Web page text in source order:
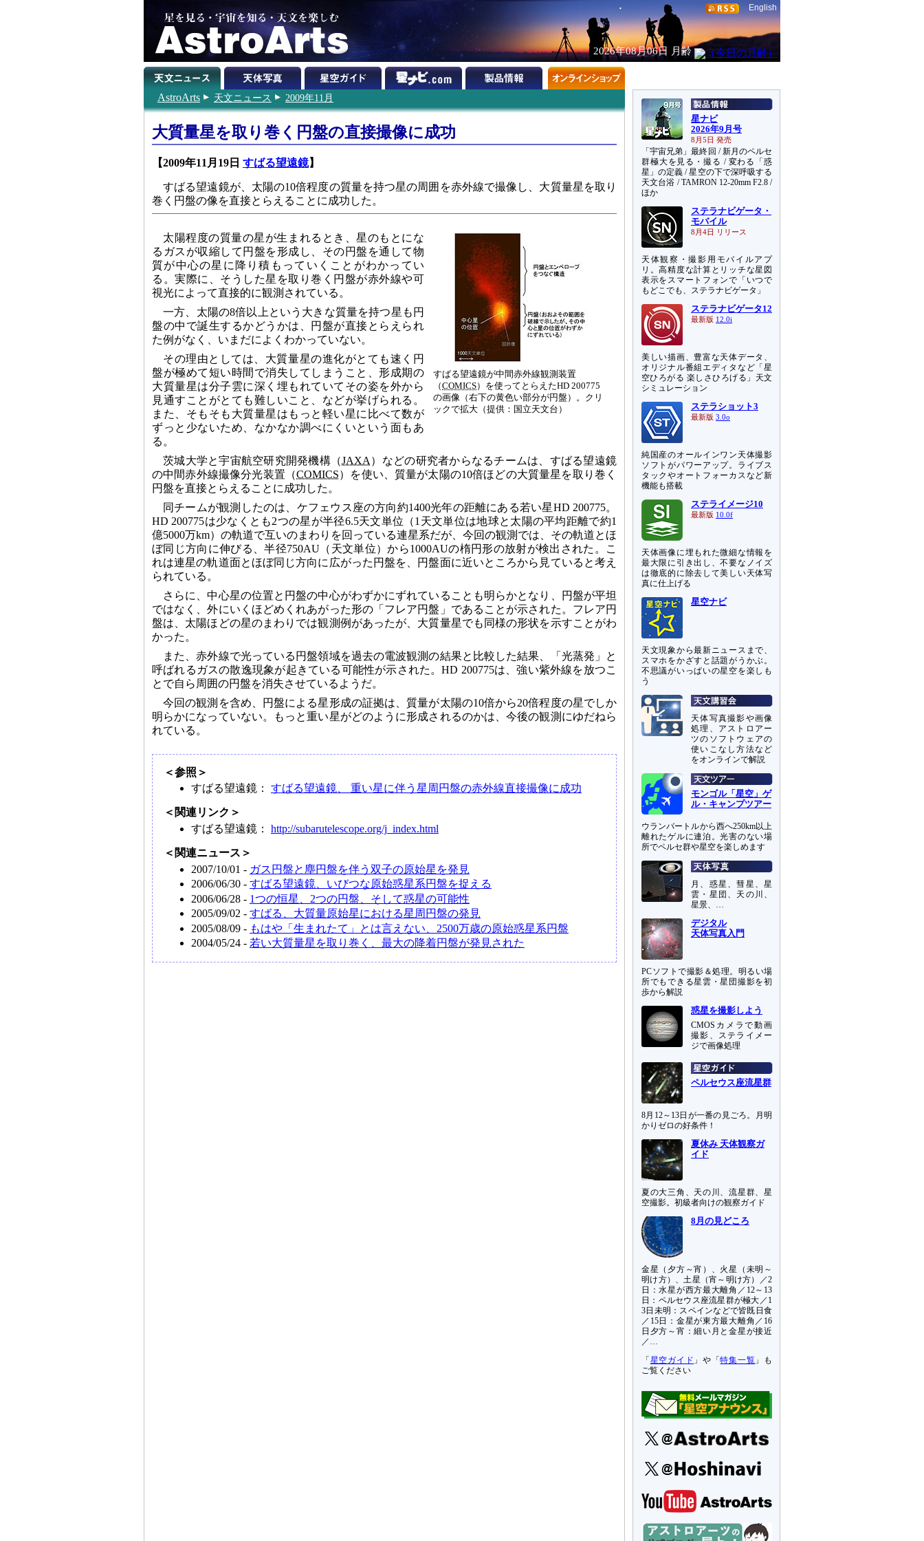
English
2026年08月06日 月齢
AstroArts 天文ニュース 2009年11月
大質量星を取り巻く円盤の直接撮像に成功
【2009年11月19日 すばる望遠鏡】
すばる望遠鏡が、太陽の10倍程度の質量を持つ星の周囲を赤外線で撮像し、大質量星を取り
巻く円盤の像を直接とらえることに成功した。
すばる望遠鏡が中間赤外線観測装置
（COMICS）を使ってとらえたHD 200775
の画像（右下の黄色い部分が円盤）。クリ
ックで拡大（提供：国立天文台）
太陽程度の質量の星が生まれるとき、星のもとにな
るガスが収縮して円盤を形成し、その円盤を通して物
質が中心の星に降り積もっていくことがわかってい
る。実際に、そうした星を取り巻く円盤が赤外線や可
視光によって直接的に観測されている。
一方、太陽の8倍以上という大きな質量を持つ星も円
盤の中で誕生するかどうかは、円盤が直接とらえられ
た例がなく、いまだによくわかっていない。
その理由としては、大質量星の進化がとても速く円
盤が極めて短い時間で消失してしまうこと、形成期の
大質量星は分子雲に深く埋もれていてその姿を外から
見通すことがとても難しいこと、などが挙げられる。
また、そもそも大質量星はもっと軽い星に比べて数が
ずっと少ないため、なかなか調べにくいという面もあ
る。
茨城大学と宇宙航空研究開発機構（JAXA ）などの研究者からなるチームは、すばる望遠鏡
の中間赤外線撮像分光装置（COMICS）を使い、質量が太陽の10倍ほどの大質量星を取り巻く
円盤を直接とらえることに成功した。
同チームが観測したのは、ケフェウス座の方向約1400光年の距離にある若い星HD 200775。
HD 200775は少なくとも2つの星が半径6.5天文単位（1天文単位は地球と太陽の平均距離で約1
億5000万km）の軌道で互いのまわりを回っている連星系だが、今回の観測では、その軌道とほ
ぼ同じ方向に伸びる、半径750AU（天文単位）から1000AUの楕円形の放射が検出された。こ
れは連星の軌道面とほぼ同じ方向に広がった円盤を、円盤面に近いところから見ていると考え
られている。
さらに、中心星の位置と円盤の中心がわずかにずれていることも明らかとなり、円盤が平坦
ではなく、外にいくほどめくれあがった形の「フレア円盤」であることが示された。フレア円
盤は、太陽ほどの星のまわりでは観測例があったが、大質量星でも同様の形状を示すことがわ
かった。
また、赤外線で光っている円盤領域を過去の電波観測の結果と比較した結果、「光蒸発」と
呼ばれるガスの散逸現象が起きている可能性が示された。HD 200775は、強い紫外線を放つこ
とで自ら周囲の円盤を消失させているようだ。
今回の観測を含め、円盤による星形成の証拠は、質量が太陽の10倍から20倍程度の星でしか
明らかになっていない。もっと重い星がどのように形成されるのかは、今後の観測にゆだねら
れている。
＜参照＞
すばる望遠鏡： すばる望遠鏡、 重い星に伴う星周円盤の赤外線直接撮像に成功
＜関連リンク＞
すばる望遠鏡： http://subarutelescope.org/j_index.html
＜関連ニュース＞
2007/10/01 - ガス円盤と塵円盤を伴う双子の原始星を発見
2006/06/30 - すばる望遠鏡、いびつな原始惑星系円盤を捉える
2006/06/28 - 1つの恒星、2つの円盤、そして惑星の可能性
2005/09/02 - すばる、大質量原始星における星周円盤の発見
2005/08/09 - もはや「生まれたて」とは言えない、2500万歳の原始惑星系円盤
2004/05/24 - 若い大質量星を取り巻く、最大の降着円盤が発見された
星ナビ
2026年9月号
8月5日 発売
「宇宙兄弟」最終回 / 新月のペルセ
群極大を見る・撮る / 変わる「惑
星」の定義 / 星空の下で深呼吸する
天文台浴 / TAMRON 12-20mm F2.8 /
ほか
ステラナビゲータ・
モバイル
8月4日 リリース
天体観察・撮影用モバイルアプ
リ。高精度な計算とリッチな星図
表示をスマートフォンで「いつで
もどこでも、ステラナビゲータ」
ステラナビゲータ12
最新版 12.0i
美しい描画、豊富な天体データ、
オリジナル番組エディタなど「星
空ひろがる 楽しさひろげる」天文
シミュレーション
ステラショット3
最新版 3.0o
純国産のオールインワン天体撮影
ソフトがパワーアップ。ライブス
タックやオートフォーカスなど新
機能も搭載
ステライメージ10
最新版 10.0f
天体画像に埋もれた微細な情報を
最大限に引き出し、不要なノイズ
は徹底的に除去して美しい天体写
真に仕上げる
星空ナビ
天文現象から最新ニュースまで、
スマホをかざすと話題がうかぶ。
不思議がいっぱいの星空を楽しも
う
天体写真撮影や画像
処理、アストロアー
ツのソフトウェアの
使いこなし方法など
をオンラインで解説
モンゴル「星空」ゲ
ル・キャンプツアー
ウランバートルから西へ250km以上
離れたゲルに連泊。光害のない場
所でペルセ群や星空を楽しめます
月、惑星、彗星、星
雲・星団、天の川、
星景、…
デジタル
天体写真入門
PCソフトで撮影＆処理。明るい場
所でもできる星雲・星団撮影を初
歩から解説
惑星を撮影しよう
CMOSカメラで動画
撮影、ステライメー
ジで画像処理
ペルセウス座流星群
8月12～13日が一番の見ごろ。月明
かりゼロの好条件！
夏休み 天体観察ガ
イド
夏の大三角、天の川、流星群、星
空撮影。初級者向けの観察ガイド
8月の見どころ
金星（夕方～宵）、火星（未明～
明け方）、土星（宵～明け方）／2
日：水星が西方最大離角／12～13
日：ペルセウス座流星群が極大／1
3日未明：スペインなどで皆既日食
／15日：金星が東方最大離角／16
日夕方～宵：細い月と金星が接近
／…
「 星空ガイド 」や「特集一覧 」も
ご覧ください